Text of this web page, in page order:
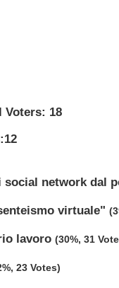
Voters: 18
social network dal
virtuale"
lavoro (30%, 31
23 Votes)